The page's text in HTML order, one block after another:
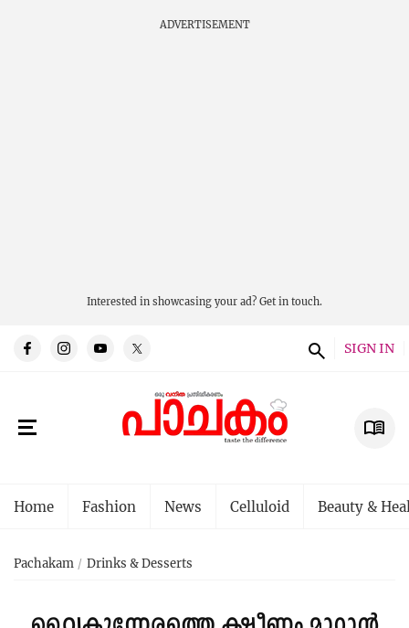
ADVERTISEMENT
Interested in showcasing your ad? Get in touch.
SIGN IN
Home Fashion News Celluloid Beauty &
Pachakam Drinks & Desserts